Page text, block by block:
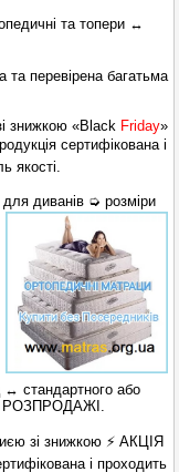
та топери ↔
перевірена багатьма
знижкою «Black Friday»
сертифікована і
якості.
диванів ➭ розміри
стандартного або
РОЗПРОДАЖІ.
зі знижкою ⚡ АКЦІЯ
і проходить